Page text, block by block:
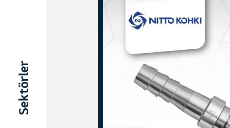
Sektörler